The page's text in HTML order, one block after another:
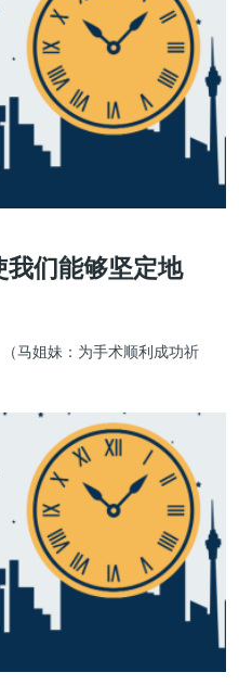
我们能够坚定地
马姐妹：为手术顺利成功祈